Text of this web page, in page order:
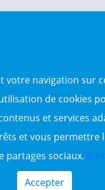
votre navigation sur
de cookies
et services
et vous permettre
partages sociaux. En
Accepter
Sitemap
TOP WILAYA
Annonce à 16-Alger
Annonce à 23-Annaba
Annonce à 06-Béjaïa
Annonce à 31-Oran
Annonce à 15-TiziOuzou